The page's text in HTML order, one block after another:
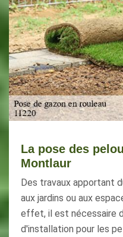
La pose des
Montlaur
Des travaux apportant
aux jardins ou aux
effet, il est nécessaire
d'installation pour les